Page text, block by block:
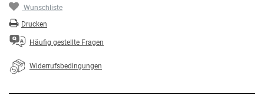
Wunschliste
Drucken
Häufig gestellte Fragen
Widerrufsbedingungen